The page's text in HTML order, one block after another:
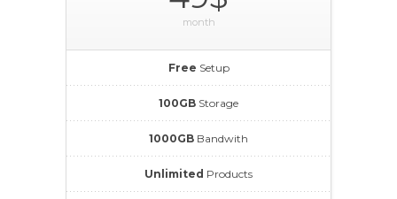
month
Free Setup
100GB Storage
1000GB Bandwith
Unlimited Products